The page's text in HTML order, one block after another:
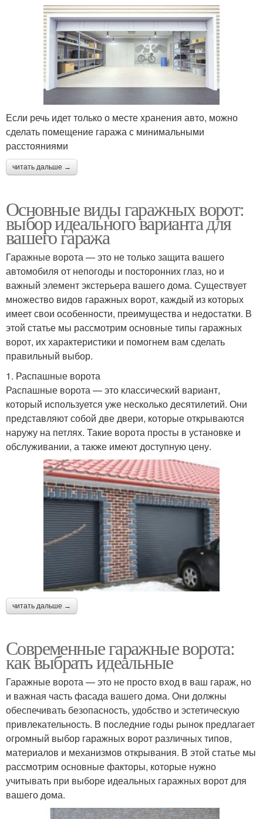
Если речь идет только о месте хранения авто, можно
сделать помещение гаража с минимальными
расстояниями
читать дальше →
Основные виды гаражных ворот:
выбор идеального варианта для
вашего гаража
Гаражные ворота — это не только защита вашего
автомобиля от непогоды и посторонних глаз, но и
важный элемент экстерьера вашего дома. Существует
множество видов гаражных ворот, каждый из которых
имеет свои особенности, преимущества и недостатки. В
этой статье мы рассмотрим основные типы гаражных
ворот, их характеристики и помогнем вам сделать
правильный выбор.
1. Распашные ворота
Распашные ворота — это классический вариант,
который используется уже несколько десятилетий. Они
представляют собой две двери, которые открываются
наружу на петлях. Такие ворота просты в установке и
обслуживании, а также имеют доступную цену.
читать дальше →
Современные гаражные ворота:
как выбрать идеальные
Гаражные ворота — это не просто вход в ваш гараж, но
и важная часть фасада вашего дома. Они должны
обеспечивать безопасность, удобство и эстетическую
привлекательность. В последние годы рынок предлагает
огромный выбор гаражных ворот различных типов,
материалов и механизмов открывания. В этой статье мы
рассмотрим основные факторы, которые нужно
учитывать при выборе идеальных гаражных ворот для
вашего дома.